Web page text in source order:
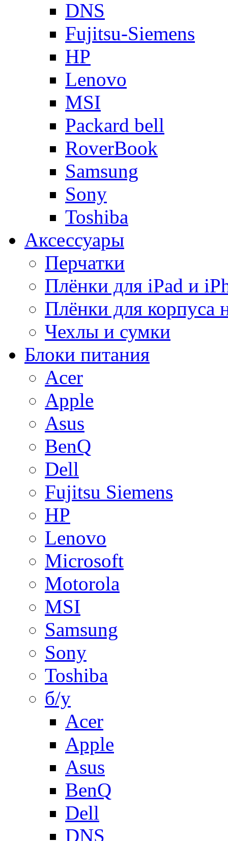
DNS
Fujitsu-Siemens
HP
Lenovo
MSI
Packard bell
RoverBook
Samsung
Sony
Toshiba
Аксессуары
Перчатки
Плёнки для iPad и
Плёнки для корпуса
Чехлы и сумки
Блоки питания
Acer
Apple
Asus
BenQ
Dell
Fujitsu Siemens
HP
Lenovo
Microsoft
Motorola
MSI
Samsung
Sony
Toshiba
б/у
Acer
Apple
Asus
BenQ
Dell
DNS